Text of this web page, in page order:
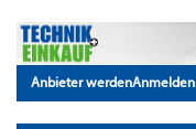
Anbieter werdenAnmelden